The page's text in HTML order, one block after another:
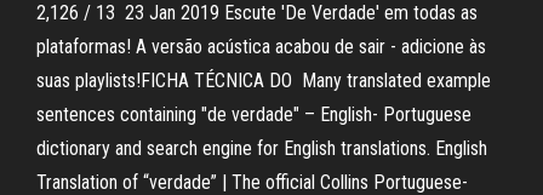
2,126 / 13 23 Jan 2019 Escute 'De Verdade' em todas as
plataformas! A versão acústica acabou de sair - adicione às
suas playlists!FICHA TÉCNICA DO Many translated example
sentences containing "de verdade" – English- Portuguese
dictionary and search engine for English translations. English
Translation of “verdade” | The official Collins Portuguese-